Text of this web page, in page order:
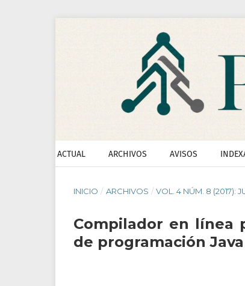
ACTUAL ARCHIVOS AVISOS
INICIO / ARCHIVOS / VOL. 4 NÚM. 8 (2017):
Compilador en línea
de programación Java